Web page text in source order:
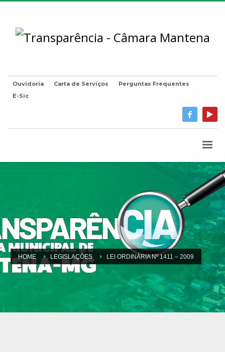
Ouvidoria Carta de Serviços
Perguntas Frequentes
E-Sic
HOME LEGISLAÇÕES LEI ORDINÁRIA Nº 1411 – 2009